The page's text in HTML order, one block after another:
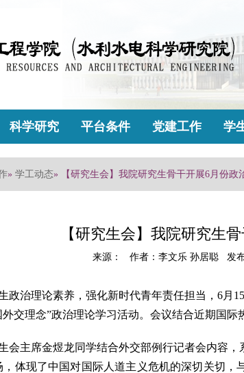
科学研究 平台条件 党建工作 学
» 学工动态» 【研究生会】我院研究生骨干开展6月份政
【研究生会】我院研究生
来源： 作者：李文乐 孙居聪 发
政治理论素养，强化新时代青年责任担当，6月
交理念”政治理论学习活动。会议结合近期国
会主席金煜龙同学结合外交部例行记者会内容
，体现了中国对国际人道主义危机的深切关切